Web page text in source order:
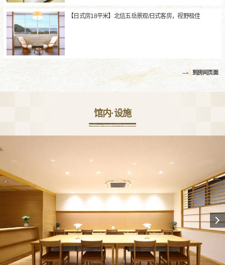
【日式房18平米】北信五岳景观/日式客房，视野极佳
到房间页面
馆内·设施